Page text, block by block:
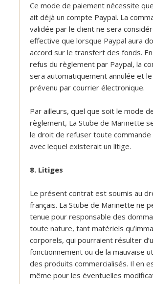
Ce mode de paiement nécessite
ait déjà un compte Paypal. La
validée par le client ne sera
effective que lorsque Paypal aura
accord sur le transfert des fonds.
refus du règlement par Paypal, la
sera automatiquement annulée et
prévenu par courrier électronique.
Par ailleurs, quel que soit le mode
règlement, La Stube de Marinette
le droit de refuser toute commande
avec lequel existerait un litige.
8. Litiges
Le présent contrat est soumis au
français. La Stube de Marinette ne
tenue pour responsable des
toute nature, tant matériels
corporels, qui pourraient résulter
fonctionnement ou de la mauvaise
des produits commercialisés. Il en
même pour les éventuelles